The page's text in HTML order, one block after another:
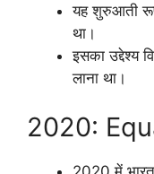
यह शुरुआती
था।
इसका उद्देश्य
लाना था।
2020: